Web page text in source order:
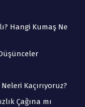
Hangi Kumaş Ne
Kaçırıyoruz?
Çağına mı